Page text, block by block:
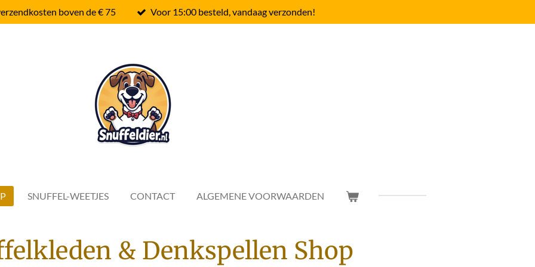
boven de € 75 Voor 15:00 besteld, vandaag verzonden!
SNUFFEL-WEETJES CONTACT ALGEMENE VOORWAARDEN
& Denkspellen Shop